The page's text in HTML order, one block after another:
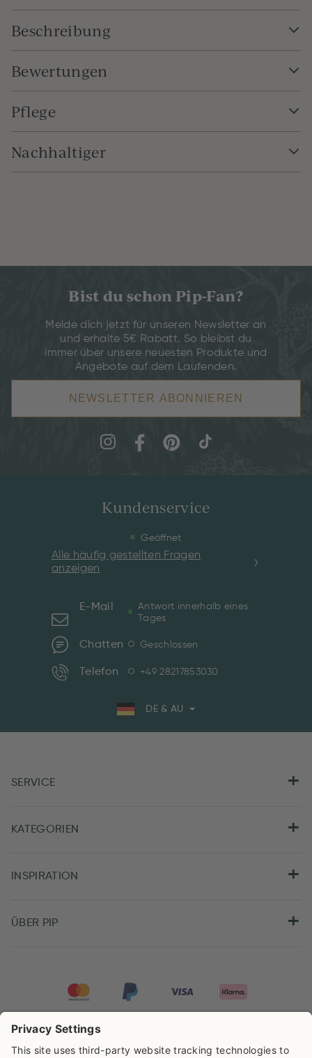
Beschreibung
Bewertungen
Pflege
Nachhaltiger
Bist du schon Pip-Fan?
Melde dich jetzt für unseren Newsletter an
und erhalte 5€ Rabatt. So bleibst du
immer über unsere neuesten Produkte und
Angebote auf dem Laufenden.
NEWSLETTER ABONNIEREN
Kundenservice
Geöffnet
Alle häufig gestellten Fragen
anzeigen
E-Mail
Antwort innerhalb eines
Tages
Chatten Geschlossen
Telefon +49 28217853030
DE & AU
SERVICE
KATEGORIEN
INSPIRATION
ÜBER PIP